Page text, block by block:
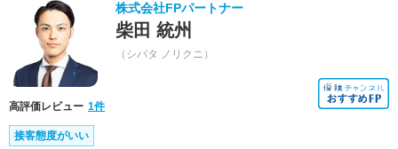
株式会社FPパートナー
柴田 統州
（シバタ ノリクニ）
高評価レビュー 1件
接客態度がいい